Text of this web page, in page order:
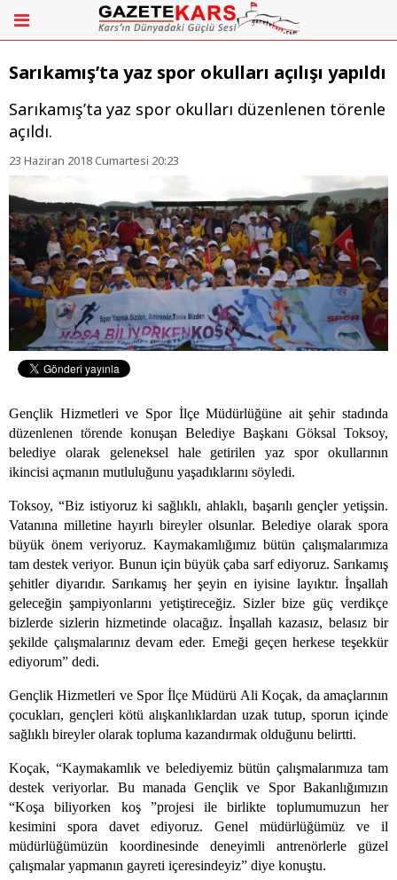
Sarıkamış’ta yaz spor okulları açılışı yapıldı
​​​​​​​Sarıkamış’ta yaz spor okulları düzenlenen törenle
açıldı.
23 Haziran 2018 Cumartesi 20:23
Gençlik Hizmetleri ve Spor İlçe Müdürlüğüne ait şehir stadında
düzenlenen törende konuşan Belediye Başkanı Göksal Toksoy,
belediye olarak geleneksel hale getirilen yaz spor okullarının
ikincisi açmanın mutluluğunu yaşadıklarını söyledi.
Toksoy, “Biz istiyoruz ki sağlıklı, ahlaklı, başarılı gençler yetişsin.
Vatanına milletine hayırlı bireyler olsunlar. Belediye olarak spora
büyük önem veriyoruz. Kaymakamlığımız bütün çalışmalarımıza
tam destek veriyor. Bunun için büyük çaba sarf ediyoruz. Sarıkamış
şehitler diyarıdır. Sarıkamış her şeyin en iyisine layıktır. İnşallah
geleceğin şampiyonlarını yetiştireceğiz. Sizler bize güç verdikçe
bizlerde sizlerin hizmetinde olacağız. İnşallah kazasız, belasız bir
şekilde çalışmalarınız devam eder. Emeği geçen herkese teşekkür
ediyorum” dedi.
Gençlik Hizmetleri ve Spor İlçe Müdürü Ali Koçak, da amaçlarının
çocukları, gençleri kötü alışkanlıklardan uzak tutup, sporun içinde
sağlıklı bireyler olarak topluma kazandırmak olduğunu belirtti.
Koçak, “Kaymakamlık ve belediyemiz bütün çalışmalarımıza tam
destek veriyorlar. Bu manada Gençlik ve Spor Bakanlığımızın
“Koşa biliyorken koş ”projesi ile birlikte toplumumuzun her
kesimini spora davet ediyoruz. Genel müdürlüğümüz ve il
müdürlüğümüzün koordinesinde deneyimli antrenörlerle güzel
çalışmalar yapmanın gayreti içeresindeyiz” diye konuştu.